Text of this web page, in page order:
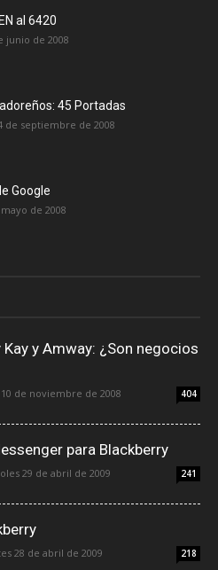
al 6420
junio de 2008
45 Portadas
de septiembre de 2008
Google
de 2008
y Amway: ¿Son negocios
de noviembre de 2008 404
para Blackberry
29 de abril de 2009 241
28 de abril de 2009 218